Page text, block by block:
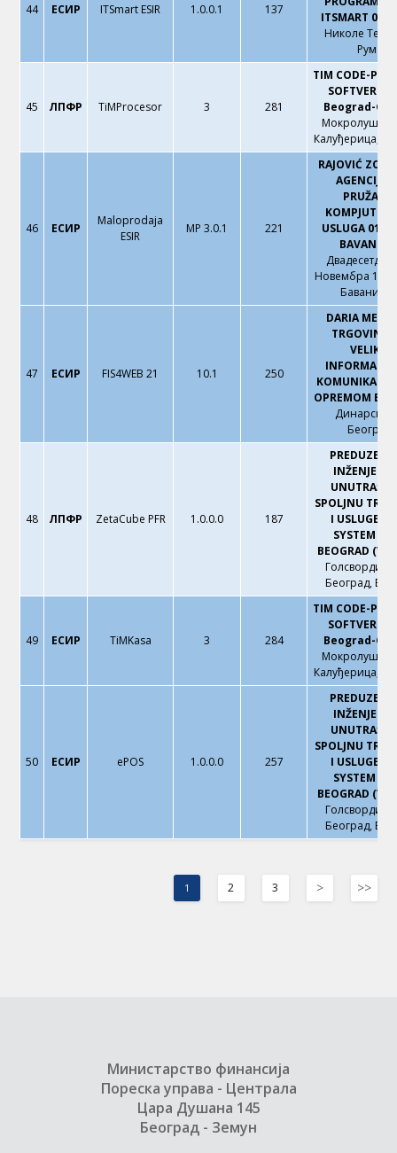
44 ЕСИР ITSmart ESIR 1.0.0.1 137
ITSMART 02
Николе
Рума
45 ЛПФР TiMProcesor 3 281
TIM CODE-
SOFTVER
Beograd-
Мокролушка
Калуђерица,
46 ЕСИР
Maloprodaja
ESIR
MP 3.0.1 221
RAJOVIĆ
AGENCIJA
PRUŽANJE
USLUGA 013
Новембра 16,
47 ЕСИР FIS4WEB 21 10.1 250
DARIA
TRGOVINA
VELIKO
OPREMOM
Динарска
Београд
48 ЛПФР ZetaCube PFR 1.0.0.0 187
PREDUZEĆE
SPOLJNU
I USLUGE
SYSTEM
BEOGRAD
Београд,
49 ЕСИР TiMKasa 3 284
TIM CODE-
SOFTVER
Beograd-
Мокролушка
Калуђерица,
50 ЕСИР ePOS 1.0.0.0 257
PREDUZEĆE
SPOLJNU
I USLUGE
SYSTEM
BEOGRAD
Београд,
1 2 3 > >>
Министарство финансија
Пореска управа - Централа
Цара Душана 145
Београд - Земун